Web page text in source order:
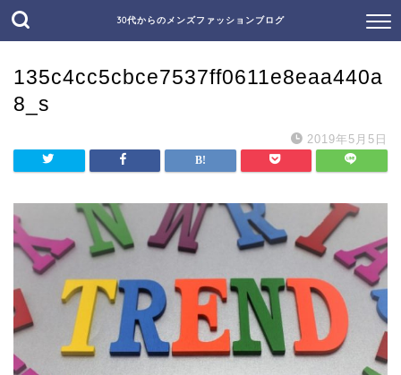
30代からのメンズファッションブログ
135c4cc5cbce7537ff0611e8eaa440a
8_s
2019年5月5日